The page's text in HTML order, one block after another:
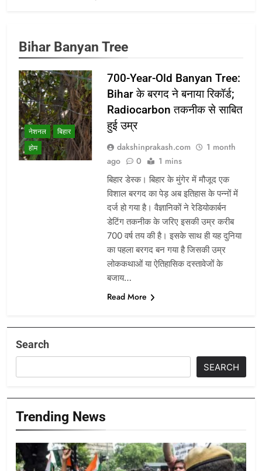
Bihar Banyan Tree
नेशनल
बिहार
होम
700-Year-Old Banyan Tree:
Bihar के बरगद ने बनाया रिकॉर्ड;
Radiocarbon तकनीक से साबित
हुई उम्र
dakshinprakash.com
1 month
ago
0 1 mins
बिहार डेस्क। बिहार के मुंगेर में मौजूद एक
विशाल बरगद का पेड़ अब इतिहास के पन्नों में
दर्ज हो गया है। वैज्ञानिकों ने रेडियोकार्बन
डेटिंग तकनीक के जरिए इसकी उम्र करीब
700 वर्ष तय की है। इसके साथ ही यह दुनिया
का पहला बरगद बन गया है जिसकी उम्र
लोककथाओं या ऐतिहासिक दस्तावेजों के
बजाय…
Read More
Search
SEARCH
Trending News